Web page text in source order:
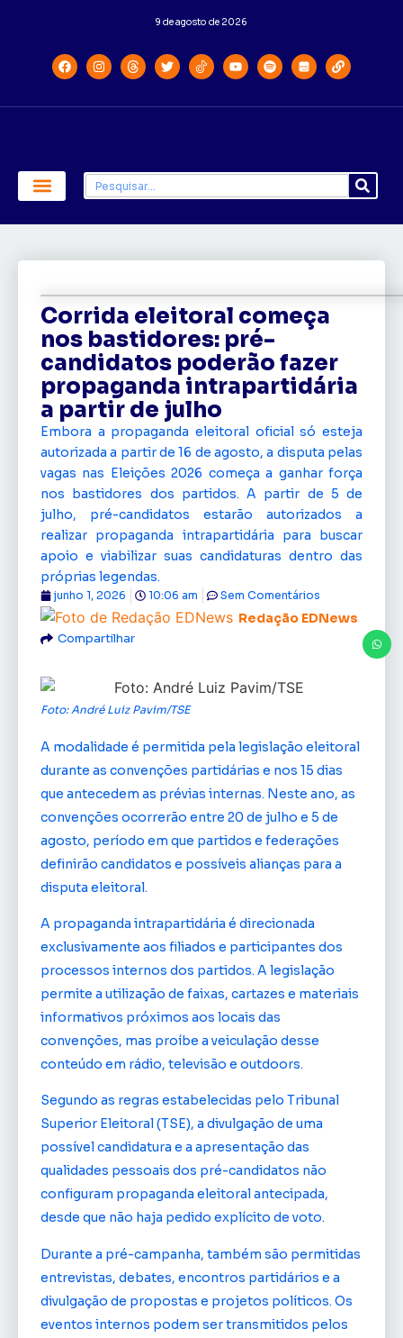
9 de agosto de 2026
Corrida eleitoral começa
nos bastidores: pré-
candidatos poderão fazer
propaganda intrapartidária
a partir de julho
Embora a propaganda eleitoral oficial só esteja
autorizada a partir de 16 de agosto, a disputa pelas
vagas nas Eleições 2026 começa a ganhar força
nos bastidores dos partidos. A partir de 5 de
julho, pré-candidatos estarão autorizados a
realizar propaganda intrapartidária para buscar
apoio e viabilizar suas candidaturas dentro das
próprias legendas.
Redação EDNews
junho 1, 2026 10:06 am Sem Comentários
Compartilhar
Foto: André Luiz Pavim/TSE
A modalidade é permitida pela legislação eleitoral
durante as convenções partidárias e nos 15 dias
que antecedem as prévias internas. Neste ano, as
convenções ocorrerão entre 20 de julho e 5 de
agosto, período em que partidos e federações
definirão candidatos e possíveis alianças para a
disputa eleitoral.
A propaganda intrapartidária é direcionada
exclusivamente aos filiados e participantes dos
processos internos dos partidos. A legislação
permite a utilização de faixas, cartazes e materiais
informativos próximos aos locais das
convenções, mas proíbe a veiculação desse
conteúdo em rádio, televisão e outdoors.
Segundo as regras estabelecidas pelo Tribunal
Superior Eleitoral (TSE), a divulgação de uma
possível candidatura e a apresentação das
qualidades pessoais dos pré-candidatos não
configuram propaganda eleitoral antecipada,
desde que não haja pedido explícito de voto.
Durante a pré-campanha, também são permitidas
entrevistas, debates, encontros partidários e a
divulgação de propostas e projetos políticos. Os
eventos internos podem ser transmitidos pelos